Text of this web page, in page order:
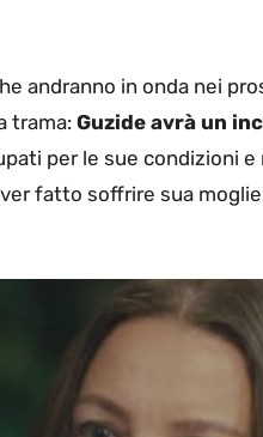
andranno in onda nei
trama: Guzide avrà un
per le sue condizioni e
fatto soffrire sua